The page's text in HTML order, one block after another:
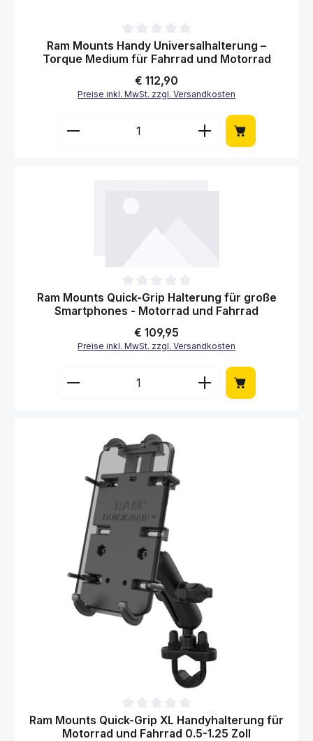
Durchschnittliche Bewertung von 0 von 5 Sternen
Ram Mounts Handy Universalhalterung –
Torque Medium für Fahrrad und Motorrad
Regulärer Preis:
€ 112,90
Preise inkl. MwSt. zzgl. Versandkosten
Produkt Anzahl: Gib den gewünschten
Durchschnittliche Bewertung von 0 von 5 Sternen
Ram Mounts Quick-Grip Halterung für große
Smartphones - Motorrad und Fahrrad
Regulärer Preis:
€ 109,95
Preise inkl. MwSt. zzgl. Versandkosten
Produkt Anzahl: Gib den gewünschten
Durchschnittliche Bewertung von 0 von 5 Sternen
Ram Mounts Quick-Grip XL Handyhalterung für
Motorrad und Fahrrad 0.5-1.25 Zoll